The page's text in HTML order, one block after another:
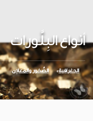
أنواع البِلَّورات
الجغرافية الصُّخور والمَعادِن